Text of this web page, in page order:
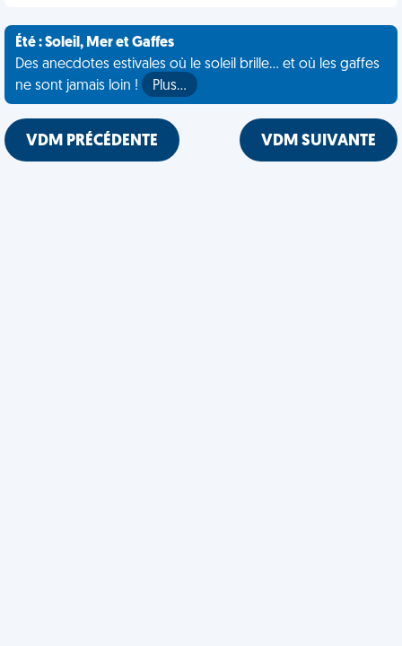
Été : Soleil, Mer et Gaffes
Des anecdotes estivales où le soleil brille... et où les gaffes
ne sont jamais loin !
Plus…
VDM PRÉCÉDENTE VDM SUIVANTE